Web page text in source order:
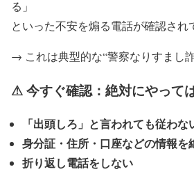
る」
といった不安を煽る電話が確認され
→ これは典型的な“警察なりすまし
⚠ 今すぐ確認：絶対にやって
「出頭しろ」と言われても従わな
身分証・住所・口座などの情報を
折り返し電話をしない